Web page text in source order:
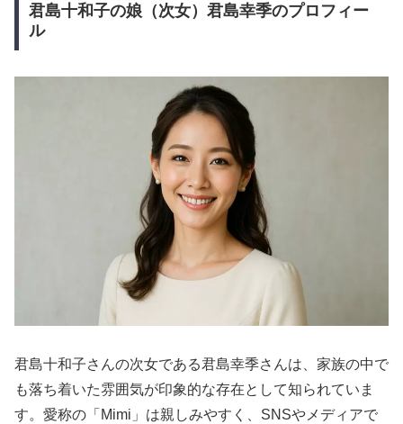
君島十和子の娘（次女）君島幸季のプロフィー
ル
君島十和子さんの次女である君島幸季さんは、家族の中で
も落ち着いた雰囲気が印象的な存在として知られていま
す。愛称の「Mimi」は親しみやすく、SNSやメディアで